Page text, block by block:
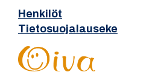
Henkilöt
Tietosuojalauseke